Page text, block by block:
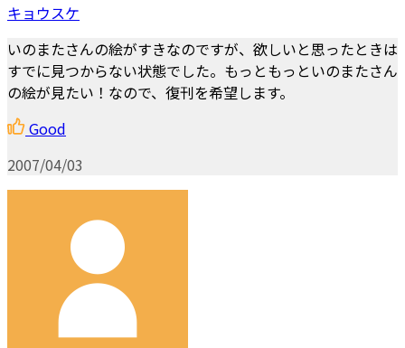
キョウスケ
いのまたさんの絵がすきなのですが、欲しいと思ったときは
すでに見つからない状態でした。もっともっといのまたさん
の絵が見たい！なので、復刊を希望します。
Good
2007/04/03